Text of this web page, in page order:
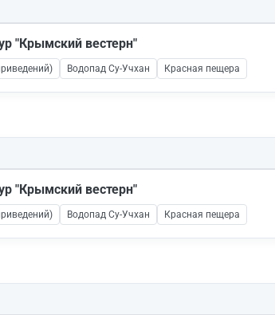
"Крымский вестерн"
Водопад Су-Учхан Красная пещера
"Крымский вестерн"
Водопад Су-Учхан Красная пещера